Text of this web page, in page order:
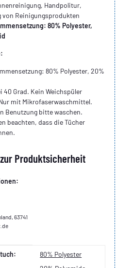
Handpolitur,
von Reinigungsprodukten
80% Polyester,
80% Polyester, 20%
40 Grad. Kein Weichspüler
mit Mikrofaserwaschmittel.
Benutzung bitte waschen.
beachten, dass die Tücher
Produktsicherheit
63741
80% Polyester